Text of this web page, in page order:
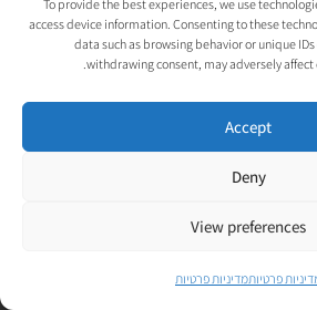
To provide the best experiences, we use
access device information. Consenting to these
data such as browsing behavior or unique
withdrawing consent, may adversely
Accept
Deny
View preferences
פרטיותמדיניות פרטיות